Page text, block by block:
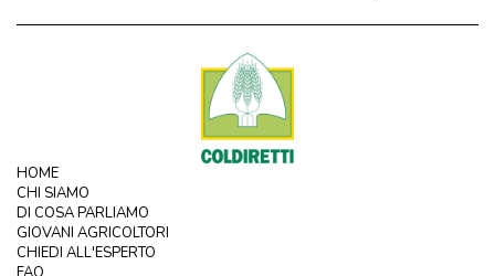
HOME
CHI SIAMO
DI COSA PARLIAMO
GIOVANI AGRICOLTORI
CHIEDI ALL'ESPERTO